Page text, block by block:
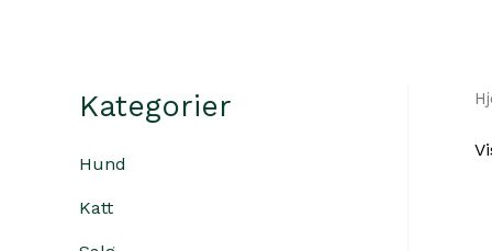
Kategorier
Hund
Katt